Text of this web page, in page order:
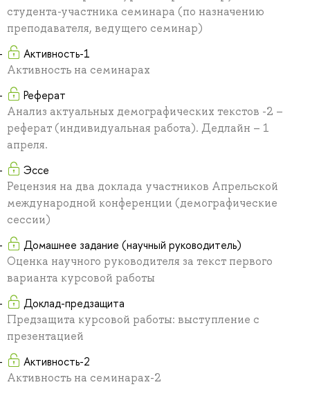
студента-участника семинара (по назначению
преподавателя, ведущего семинар)
Активность-1
Активность на семинарах
Реферат
Анализ актуальных демографических текстов -2 –
реферат (индивидуальная работа). Дедлайн – 1
апреля.
Эссе
Рецензия на два доклада участников Апрельской
международной конференции (демографические
сессии)
Домашнее задание (научный руководитель)
Оценка научного руководителя за текст первого
варианта курсовой работы
Доклад-предзащита
Предзащита курсовой работы: выступление с
презентацией
Активность-2
Активность на семинарах-2